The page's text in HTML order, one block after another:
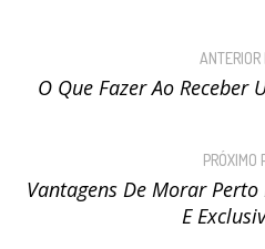
ANTERIOR
O Que Fazer Ao
PRÓXIMO
Vantagens De Morar
E